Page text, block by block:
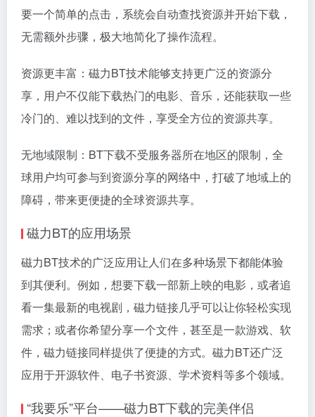
要一个简单的点击，系统会自动查找资源并开始下载，
无需额外步骤，极大地简化了操作流程。
资源更丰富：磁力BT技术能够支持更广泛的资源分
享，用户不仅能下载热门的电影、音乐，还能获取一些
冷门的、难以找到的文件，享受全方位的资源共享。
无地域限制：BT下载不受服务器所在地区的限制，全
球用户均可参与到资源分享的网络中，打破了地域上的
障碍，带来更便捷的全球资源共享。
磁力BT的应用场景
磁力BT技术的广泛应用让人们在多种场景下都能体验
到其便利。例如，想要下载一部新上映的电影，或者追
看一集最新的电视剧， 磁力链接几乎可以让你轻松实现
需求；或者你希望分享一个文件，甚至是一款游戏、软
件， 磁力链接同样提供了便捷的方式。磁力BT还广泛
应用于开源软件、电子书资源、学术资料等多个领域。
“我要乐”平台——磁力BT下载的完美伴侣